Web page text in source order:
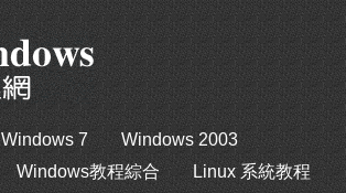
Windows 7
Windows 2003
Windows教程綜合
Linux 系統教程